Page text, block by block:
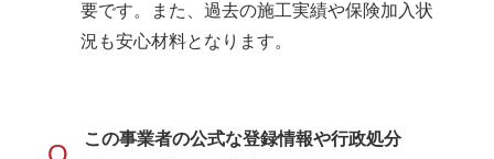
要です。また、過去の施工実績や保険加入状
況も安心材料となります。
この事業者の公式な登録情報や行政処分